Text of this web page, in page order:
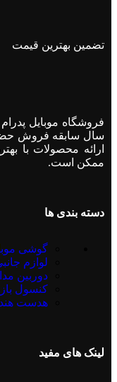
تضمین بهترین قیمت
سال سابقه فروش
ارائه محصولات با
ممکن است.
دسته بندی ها
گوشی
لوازم
دوربین
کنسول
هدست
لینک های مفید